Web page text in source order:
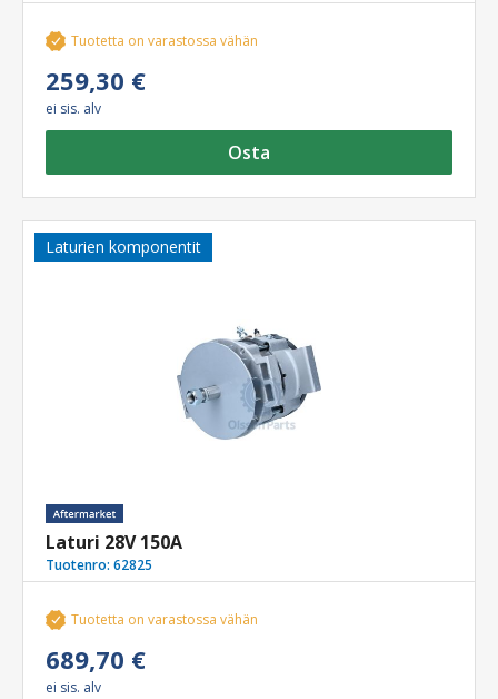
Tuotetta on varastossa vähän
259,30 €
ei sis. alv
Osta
Laturien komponentit
Laturi 28V 150A
Tuotenro: 62825
Tuotetta on varastossa vähän
689,70 €
ei sis. alv